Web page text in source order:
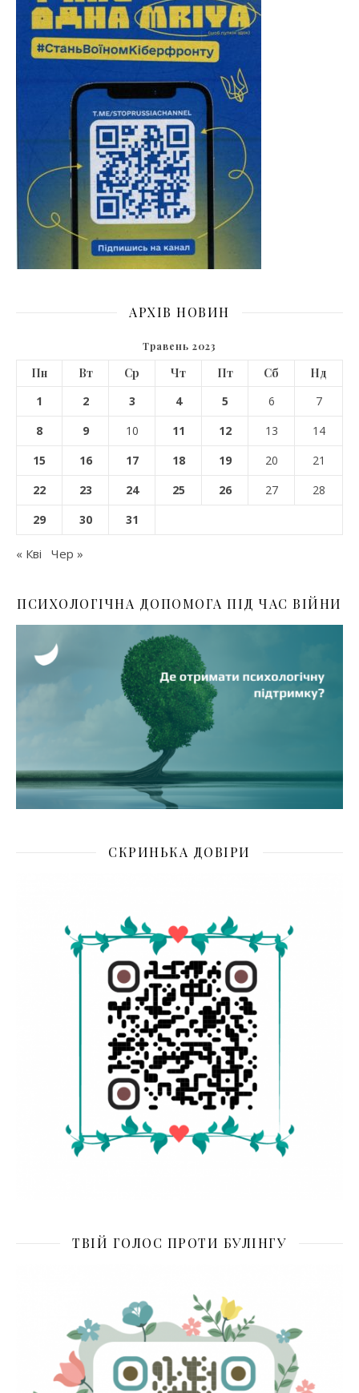
АРХІВ НОВИН
Травень 2023
Пн Вт Ср Чт Пт Сб
Нд
1
2 3 4 5 6
7
8
9 10 11 12 13
14
15
16 17 18 19 20
21
22
23 24 25 26 27
28
29
30 31
« Кві Чер »
ПСИХОЛОГІЧНА ДОПОМОГА ПІД ЧАС ВІЙНИ
СКРИНЬКА ДОВІРИ
ТВІЙ ГОЛОС ПРОТИ БУЛІНГУ